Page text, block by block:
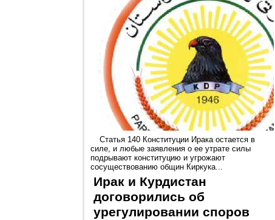
Статья 140 Конституции Ирака остается в
силе, и любые заявления о ее утрате силы
подрывают конституцию и угрожают
сосуществованию общин Киркука...
Ирак и Курдистан
договорились об
урегулировании споров